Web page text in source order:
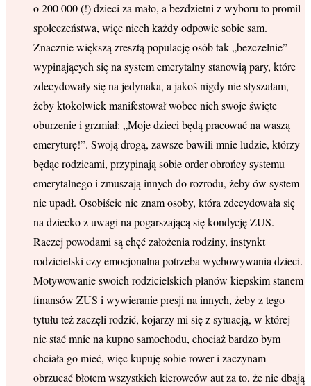
o 200 000 (!) dzieci za mało, a bezdzietni z wyboru to promil
społeczeństwa, więc niech każdy odpowie sobie sam.
Znacznie większą zresztą populację osób tak „bezczelnie”
wypinających się na system emerytalny stanowią pary, które
zdecydowały się na jedynaka, a jakoś nigdy nie słyszałam,
żeby ktokolwiek manifestował wobec nich swoje święte
oburzenie i grzmiał: „Moje dzieci będą pracować na waszą
emeryturę!”. Swoją drogą, zawsze bawili mnie ludzie, którzy
będąc rodzicami, przypinają sobie order obrońcy systemu
emerytalnego i zmuszają innych do rozrodu, żeby ów system
nie upadł. Osobiście nie znam osoby, która zdecydowała się
na dziecko z uwagi na pogarszającą się kondycję ZUS.
Raczej powodami są chęć założenia rodziny, instynkt
rodzicielski czy emocjonalna potrzeba wychowywania dzieci.
Motywowanie swoich rodzicielskich planów kiepskim stanem
finansów ZUS i wywieranie presji na innych, żeby z tego
tytułu też zaczęli rodzić, kojarzy mi się z sytuacją, w której
nie stać mnie na kupno samochodu, chociaż bardzo bym
chciała go mieć, więc kupuję sobie rower i zaczynam
obrzucać błotem wszystkich kierowców aut za to, że nie dbają